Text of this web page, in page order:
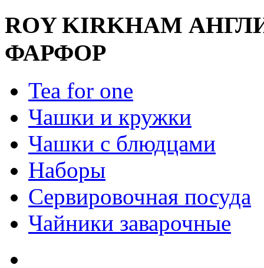
ROY KIRKHAM
ФАРФОР
Tea for one
Чашки и кружки
Чашки с блюдцами
Наборы
Сервировочная посуда
Чайники заварочные